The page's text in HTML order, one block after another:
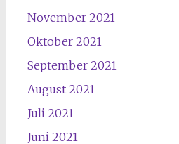
November 2021
Oktober 2021
September 2021
August 2021
Juli 2021
Juni 2021